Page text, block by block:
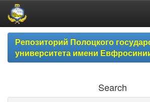
Skip
navigationРепозиторий Полоцкого
университета имени
Search